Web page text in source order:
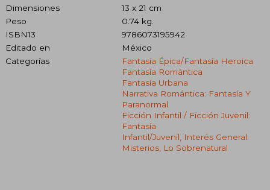
Dimensiones
13 x 21 cm
Peso
0.74 kg.
ISBN13
9786073195942
Editado en
México
Categorías
Fantasía Épica/fantasía Heroica
Fantasía Romántica
Fantasía Urbana
Narrativa Romántica: Fantasía Y
Paranormal
Ficción Infantil / Ficción Juvenil:
Fantasía
Infantil/juvenil, Interés General:
Misterios, Lo Sobrenatural